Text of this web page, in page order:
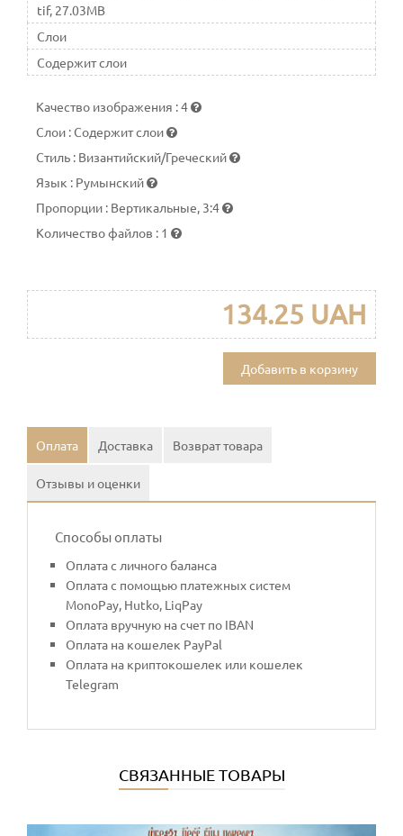
tif, 27.03MB
Слои
Содержит слои
Качество изображения :4
Слои :Содержит слои
Стиль : Византийский/Греческий
Язык : Румынский
Пропорции : Вертикальные, 3:4
Количество файлов : 1
134.25 UAH
Добавить в корзину
Оплата Доставка Возврат товара
Отзывы и оценки
Способы оплаты
Оплата с личного баланса
Оплата с помощью платежных систем
MonoPay, Hutko, LiqPay
Оплата вручную на счет по IBAN
Оплата на кошелек PayPal
Оплата на криптокошелек или кошелек
Telegram
СВЯЗАННЫЕ ТОВАРЫ